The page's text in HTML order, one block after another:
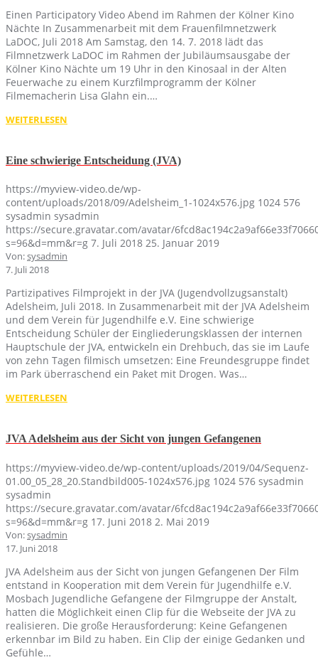
Einen Participatory Video Abend im Rahmen der Kölner Kino
Nächte In Zusammenarbeit mit dem Frauenfilmnetzwerk
LaDOC, Juli 2018 Am Samstag, den 14. 7. 2018 lädt das
Filmnetzwerk LaDOC im Rahmen der Jubiläumsausgabe der
Kölner Kino Nächte um 19 Uhr in den Kinosaal in der Alten
Feuerwache zu einem Kurzfilmprogramm der Kölner
Filmemacherin Lisa Glahn ein.…
WEITERLESEN
Eine schwierige Entscheidung (JVA)
https://myview-video.de/wp-
content/uploads/2018/09/Adelsheim_1-1024x576.jpg 1024 576
sysadmin sysadmin
https://secure.gravatar.com/avatar/
s=96&d=mm&r=g 7. Juli 2018 25. Januar 2019
Von:sysadmin
7. Juli 2018
Partizipatives Filmprojekt in der JVA (Jugendvollzugsanstalt)
Adelsheim, Juli 2018. In Zusammenarbeit mit der JVA Adelsheim
und dem Verein für Jugendhilfe e.V. Eine schwierige
Entscheidung Schüler der Eingliederungsklassen der internen
Hauptschule der JVA, entwickeln ein Drehbuch, das sie im Laufe
von zehn Tagen filmisch umsetzen: Eine Freundesgruppe findet
im Park überraschend ein Paket mit Drogen. Was…
WEITERLESEN
JVA Adelsheim aus der Sicht von jungen Gefangenen
https://myview-video.de/wp-content/uploads/2019/04/Sequenz-
01.00_05_28_20.Standbild005-1024x576.jpg 1024 576 sysadmin
sysadmin
https://secure.gravatar.com/avatar/
s=96&d=mm&r=g 17. Juni 2018 2. Mai 2019
Von:sysadmin
17. Juni 2018
JVA Adelsheim aus der Sicht von jungen Gefangenen Der Film
entstand in Kooperation mit dem Verein für Jugendhilfe e.V.
Mosbach Jugendliche Gefangene der Filmgruppe der Anstalt,
hatten die Möglichkeit einen Clip für die Webseite der JVA zu
realisieren. Die große Herausforderung: Keine Gefangenen
erkennbar im Bild zu haben. Ein Clip der einige Gedanken und
Gefühle…